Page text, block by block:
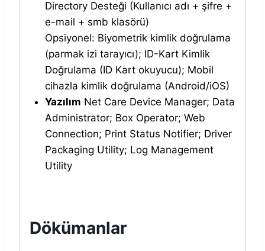
Directory Desteği (Kullanıcı adı + şifre +
e-mail + smb klasörü)
Opsiyonel: Biyometrik kimlik doğrulama
(parmak izi tarayıcı); ID-Kart Kimlik
Doğrulama (ID Kart okuyucu); Mobil
cihazla kimlik doğrulama (Android/iOS)
Yazılım Net Care Device Manager; Data
Administrator; Box Operator; Web
Connection; Print Status Notifier; Driver
Packaging Utility; Log Management
Utility
Dökümanlar